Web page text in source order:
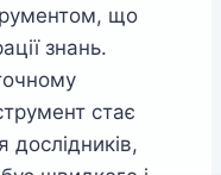
що
знань.
стає